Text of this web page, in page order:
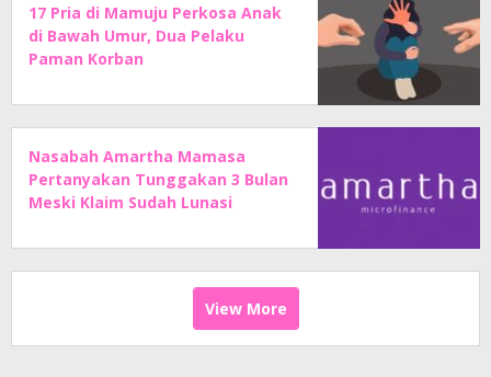
17 Pria di Mamuju Perkosa Anak
di Bawah Umur, Dua Pelaku
Paman Korban
Nasabah Amartha Mamasa
Pertanyakan Tunggakan 3 Bulan
Meski Klaim Sudah Lunasi
View More